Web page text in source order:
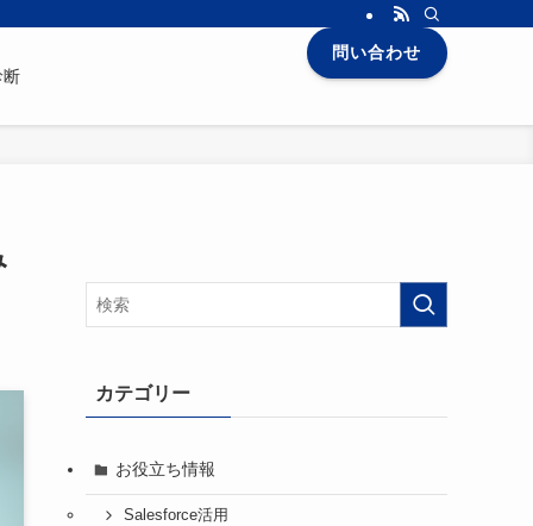
断
問い合わせ
カテゴリー
お役立ち情報
Salesforce活用